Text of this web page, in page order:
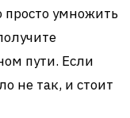
просто умножить
пути. Если
не так, и стоит